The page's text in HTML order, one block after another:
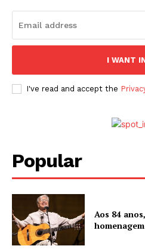
I WANT
I've read and accept the
Popular
Aos 84